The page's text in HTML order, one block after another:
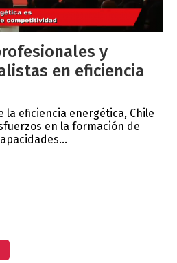
y
en eficiencia
la eficiencia energética, Chile
en la formación de